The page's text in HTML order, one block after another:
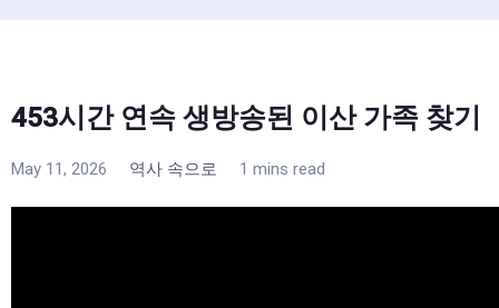
453시간 연속 생방송된 이산 가족 찾기
May 11, 2026 역사 속으로 1 mins read